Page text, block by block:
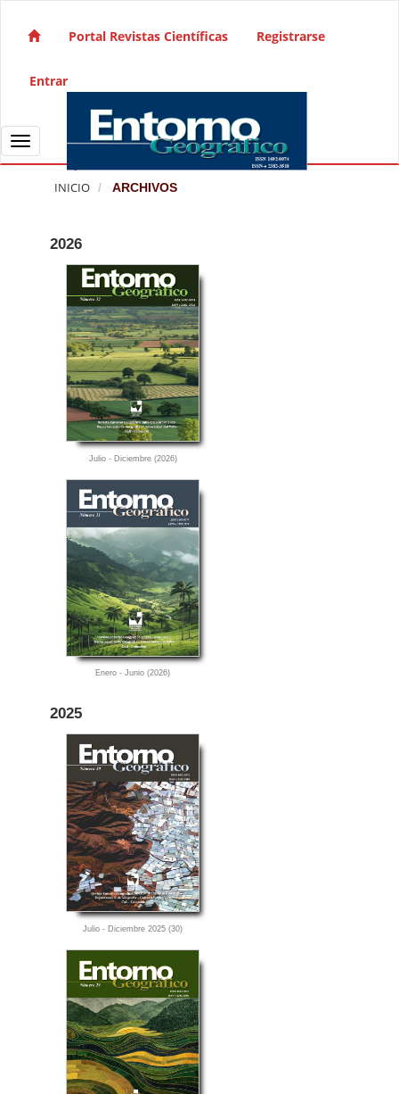
Navegación principal
Barra lateral
Portal Revistas Científicas Registrarse
Entrar
Toggle navigation
INICIO ARCHIVOS
2026
Julio - Diciembre (2026)
Enero - Junio (2026)
2025
Julio - Diciembre 2025 (30)